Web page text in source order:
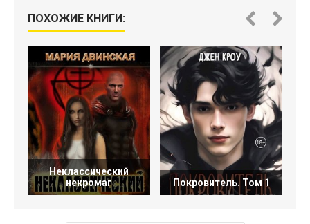
ПОХОЖИЕ КНИГИ:
Неклассический
некромаг
Покровитель. Том 1